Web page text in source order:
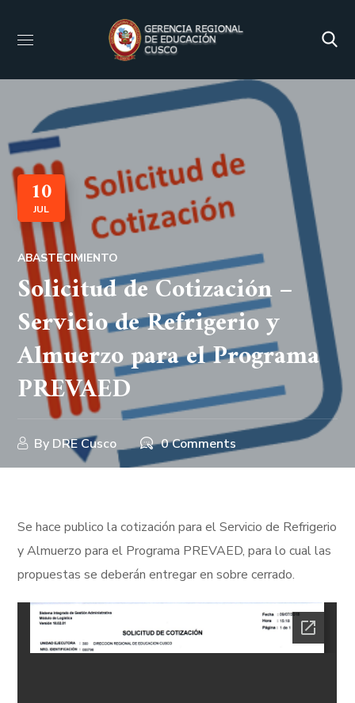
10
JUL
ABASTECIMIENTO
Solicitud de Cotización –
Servicio de Refrigerio y
Almuerzo para el Programa
PREVAED
By DRE Cusco 0 Comments
Se hace publico la cotización para el Servicio de Refrigerio
y Almuerzo para el Programa PREVAED, para lo cual las
propuestas se deberán entregar en sobre cerrado.